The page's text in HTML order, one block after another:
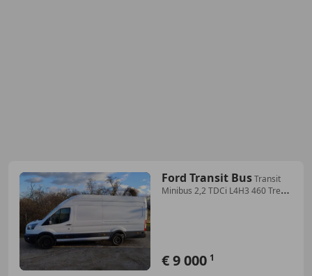
Ford Transit BusTransit
Minibus 2,2 TDCi L4H3 460 Trend
€ 9 000 1